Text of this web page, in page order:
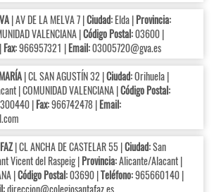
| AV DE LA MELVA 7 |Ciudad:Elda |Provincia:
VALENCIANA |Código Postal:03600 |
Fax:966957321 |Email:03005720@gva.es
| CL SAN AGUSTÍN 32 |Ciudad:Orihuela |
| COMUNIDAD VALENCIANA |Código Postal:
|Fax:966742478 |Email:
| CL ANCHA DE CASTELAR 55 |Ciudad:San
Vicent del Raspeig |Provincia:Alicante/Alacant |
|Código Postal:03690 |Teléfono:965660140 |